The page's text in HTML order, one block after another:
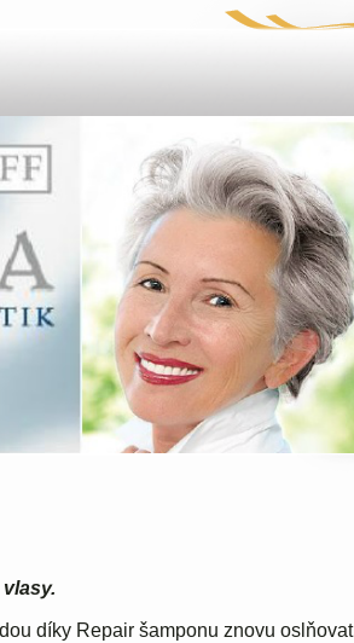
díky Repair šamponu znovu oslňovat